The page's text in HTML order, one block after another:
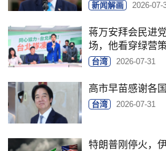
新闻解画 2026-07-
蒋万安拜会民进
场，他看穿绿营
台湾 2026-07-31
高市早苗感谢各
台湾 2026-07-31
特朗普刚停火，